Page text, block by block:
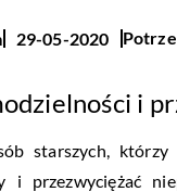
29-05-2020
i
starszych,
i przezwyciężać